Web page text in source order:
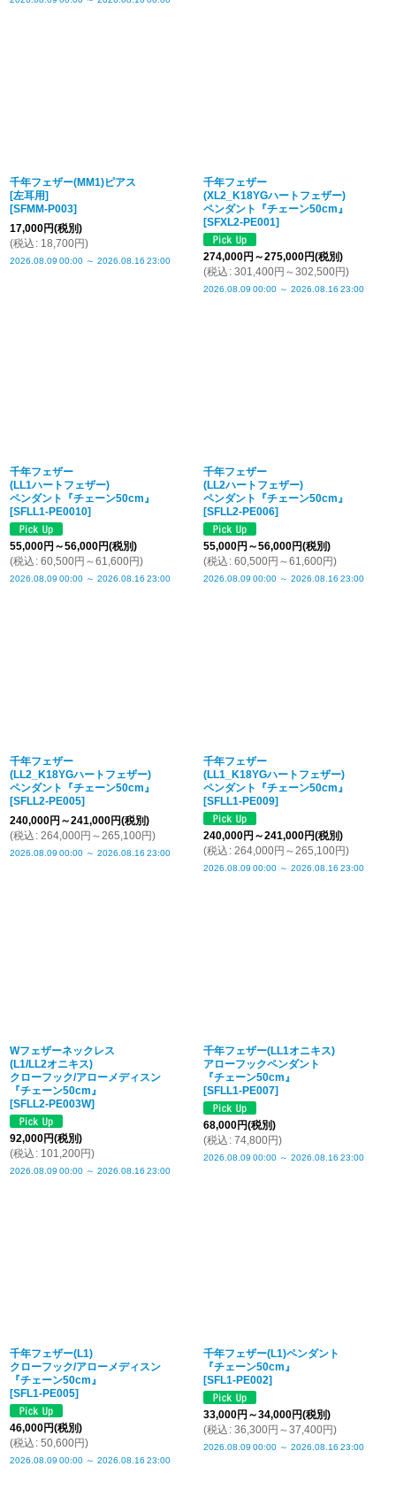
千年フェザー(MM1)ピアス
[左耳用]
[SFMM-P003]
17,000円(税別)
(税込 : 18,700円)
2026.08.09 00:00 ～ 2026.08.16 23:00
千年フェザー
(XL2_K18YGハートフェザー)
ペンダント『チェーン50cm』
[SFXL2-PE001]
274,000円 ～275,000円(税別)
(税込 : 301,400円 ～302,500円)
2026.08.09 00:00 ～ 2026.08.16 23:00
千年フェザー
(LL1ハートフェザー)
ペンダント『チェーン50cm』
[SFLL1-PE0010]
55,000円 ～56,000円(税別)
(税込 : 60,500円 ～61,600円)
2026.08.09 00:00 ～ 2026.08.16 23:00
千年フェザー
(LL2ハートフェザー)
ペンダント『チェーン50cm』
[SFLL2-PE006]
55,000円 ～56,000円(税別)
(税込 : 60,500円 ～61,600円)
2026.08.09 00:00 ～ 2026.08.16 23:00
千年フェザー
(LL2_K18YGハートフェザー)
ペンダント『チェーン50cm』
[SFLL2-PE005]
240,000円 ～241,000円(税別)
(税込 : 264,000円 ～265,100円)
2026.08.09 00:00 ～ 2026.08.16 23:00
千年フェザー
(LL1_K18YGハートフェザー)
ペンダント『チェーン50cm』
[SFLL1-PE009]
240,000円 ～241,000円(税別)
(税込 : 264,000円 ～265,100円)
2026.08.09 00:00 ～ 2026.08.16 23:00
Wフェザーネックレス
(L1/LL2オニキス)
クローフック/アローメディスン
『チェーン50cm』
[SFLL2-PE003W]
92,000円(税別)
(税込 : 101,200円)
2026.08.09 00:00 ～ 2026.08.16 23:00
千年フェザー(LL1オニキス)
アローフックペンダント
『チェーン50cm』
[SFLL1-PE007]
68,000円(税別)
(税込 : 74,800円)
2026.08.09 00:00 ～ 2026.08.16 23:00
千年フェザー(L1)
クローフック/アローメディスン
『チェーン50cm』
[SFL1-PE005]
46,000円(税別)
(税込 : 50,600円)
2026.08.09 00:00 ～ 2026.08.16 23:00
千年フェザー(L1)ペンダント
『チェーン50cm』
[SFL1-PE002]
33,000円 ～34,000円(税別)
(税込 : 36,300円 ～37,400円)
2026.08.09 00:00 ～ 2026.08.16 23:00